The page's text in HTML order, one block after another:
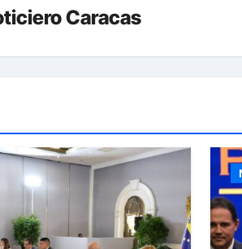
Caracas